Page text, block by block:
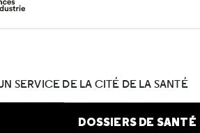
SERVICE DE LA CITÉ DE LA SANTÉ
DOSSIERS DE SANTÉ